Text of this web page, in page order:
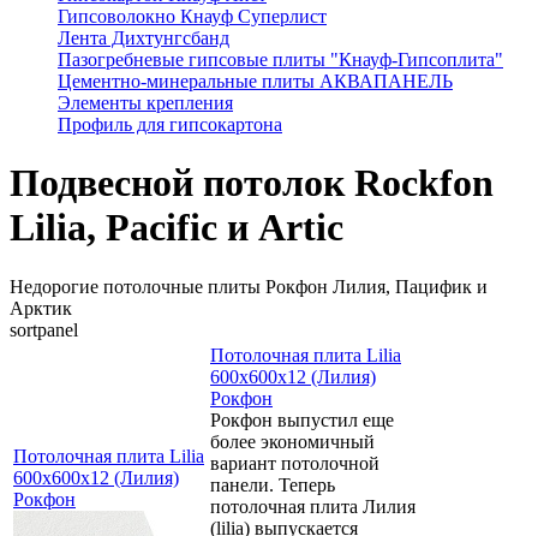
Гипсоволокно Кнауф Суперлист
Лента Дихтунгсбанд
Пазогребневые гипсовые плиты "Кнауф-Гипсоплита"
Цементно-минеральные плиты АКВАПАНЕЛЬ
Элементы крепления
Профиль для гипсокартона
Подвесной потолок Rockfon
Lilia, Pacific и Artic
Недорогие потолочные плиты Рокфон Лилия, Пацифик и
Арктик
sortpanel
Потолочная плита Lilia
600х600х12 (Лилия)
Рокфон
Потолочная плита Lilia
600х600х12 (Лилия)
Рокфон
Рокфон выпустил еще
более экономичный
вариант потолочной
панели. Теперь
потолочная плита Лилия
(lilia) выпускается